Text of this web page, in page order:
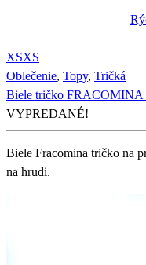
XSXS
Oblečenie, Topy, Tričká
Biele tričko FRACOMINA
VYPREDANÉ!
Biele Fracomina tričko na
na hrudi.